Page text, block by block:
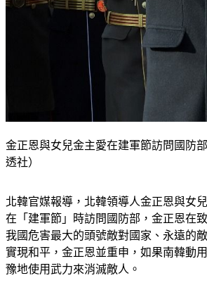
金正恩與女兒金主愛在建軍節訪問國防
透社）
北韓官媒報導，北韓領導人金正恩與女
在「建軍節」時訪問國防部，金正恩在
我國危害最大的頭號敵對國家、永遠的
實現和平，金正恩並重申，如果南韓動
豫地使用武力來消滅敵人。